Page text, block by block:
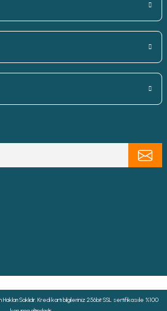
Saklıdır. Kredi kartı bilgileriniz 256bit SSL sertifikası ile %100